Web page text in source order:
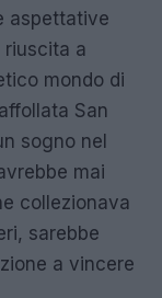
aspettative
riuscita a
mondo di
San
sogno nel
mai
collezionava
sarebbe
a vincere